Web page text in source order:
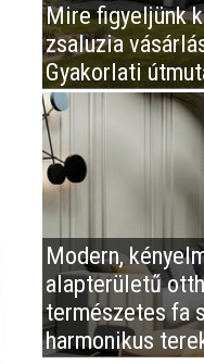
Mire figyeljünk
zsaluzia
Gyakorlati
Modern,
alapterületű
természetes fa
harmonikus